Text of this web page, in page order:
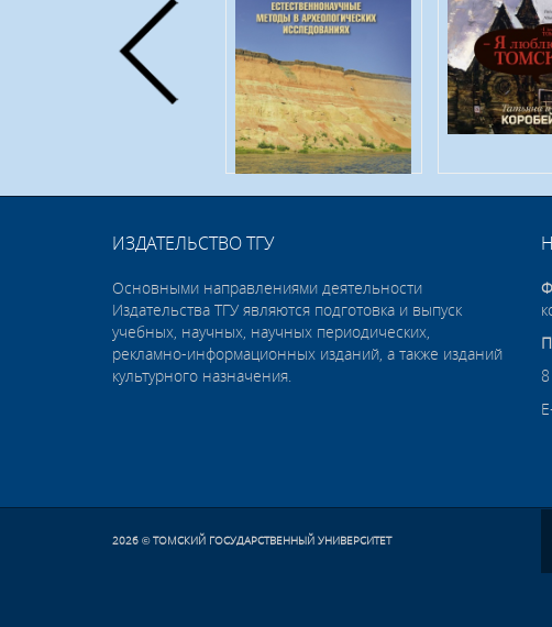
ИЗДАТЕЛЬСТВО ТГУ
Основными направлениями деятельности
Издательства ТГУ являются подготовка и выпуск
учебных, научных, научных периодических,
рекламно-информационных изданий, а также изданий
культурного назначения.
2026 © ТОМСКИЙ ГОСУДАРСТВЕННЫЙ УНИВЕРСИТЕТ